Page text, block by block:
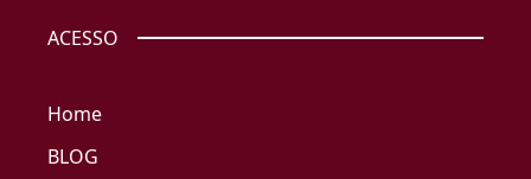
ACESSO
Home
BLOG